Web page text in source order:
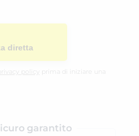
diretta
policy
prima di iniziare una
garantito